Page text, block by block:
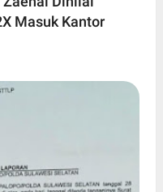
Masuk Kantor